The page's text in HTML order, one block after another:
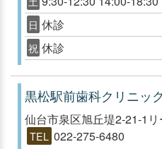
日 休診
祝 休診
黒松駅前歯科クリニック
仙台市泉区旭丘堤2-21-1
TEL 022-275-6480